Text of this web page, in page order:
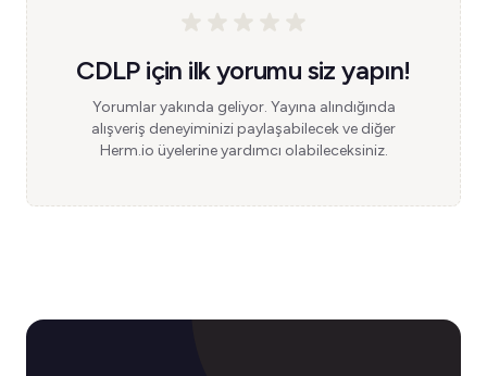
CDLP için ilk yorumu siz yapın!
Yorumlar yakında geliyor. Yayına alındığında
alışveriş deneyiminizi paylaşabilecek ve diğer
Herm.io üyelerine yardımcı olabileceksiniz.